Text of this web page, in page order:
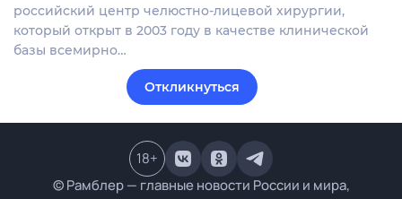
российский центр челюстно-лицевой хирургии,
который открыт в 2003 году в качестве клинической
базы всемирно…
Откликнуться
© Рамблер — главные новости России и мира,
18+